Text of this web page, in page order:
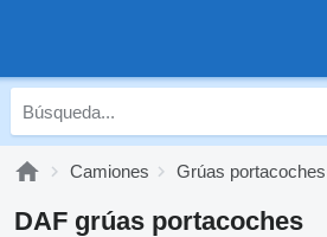
Camiones Grúas portacoches
DAF grúas portacoches